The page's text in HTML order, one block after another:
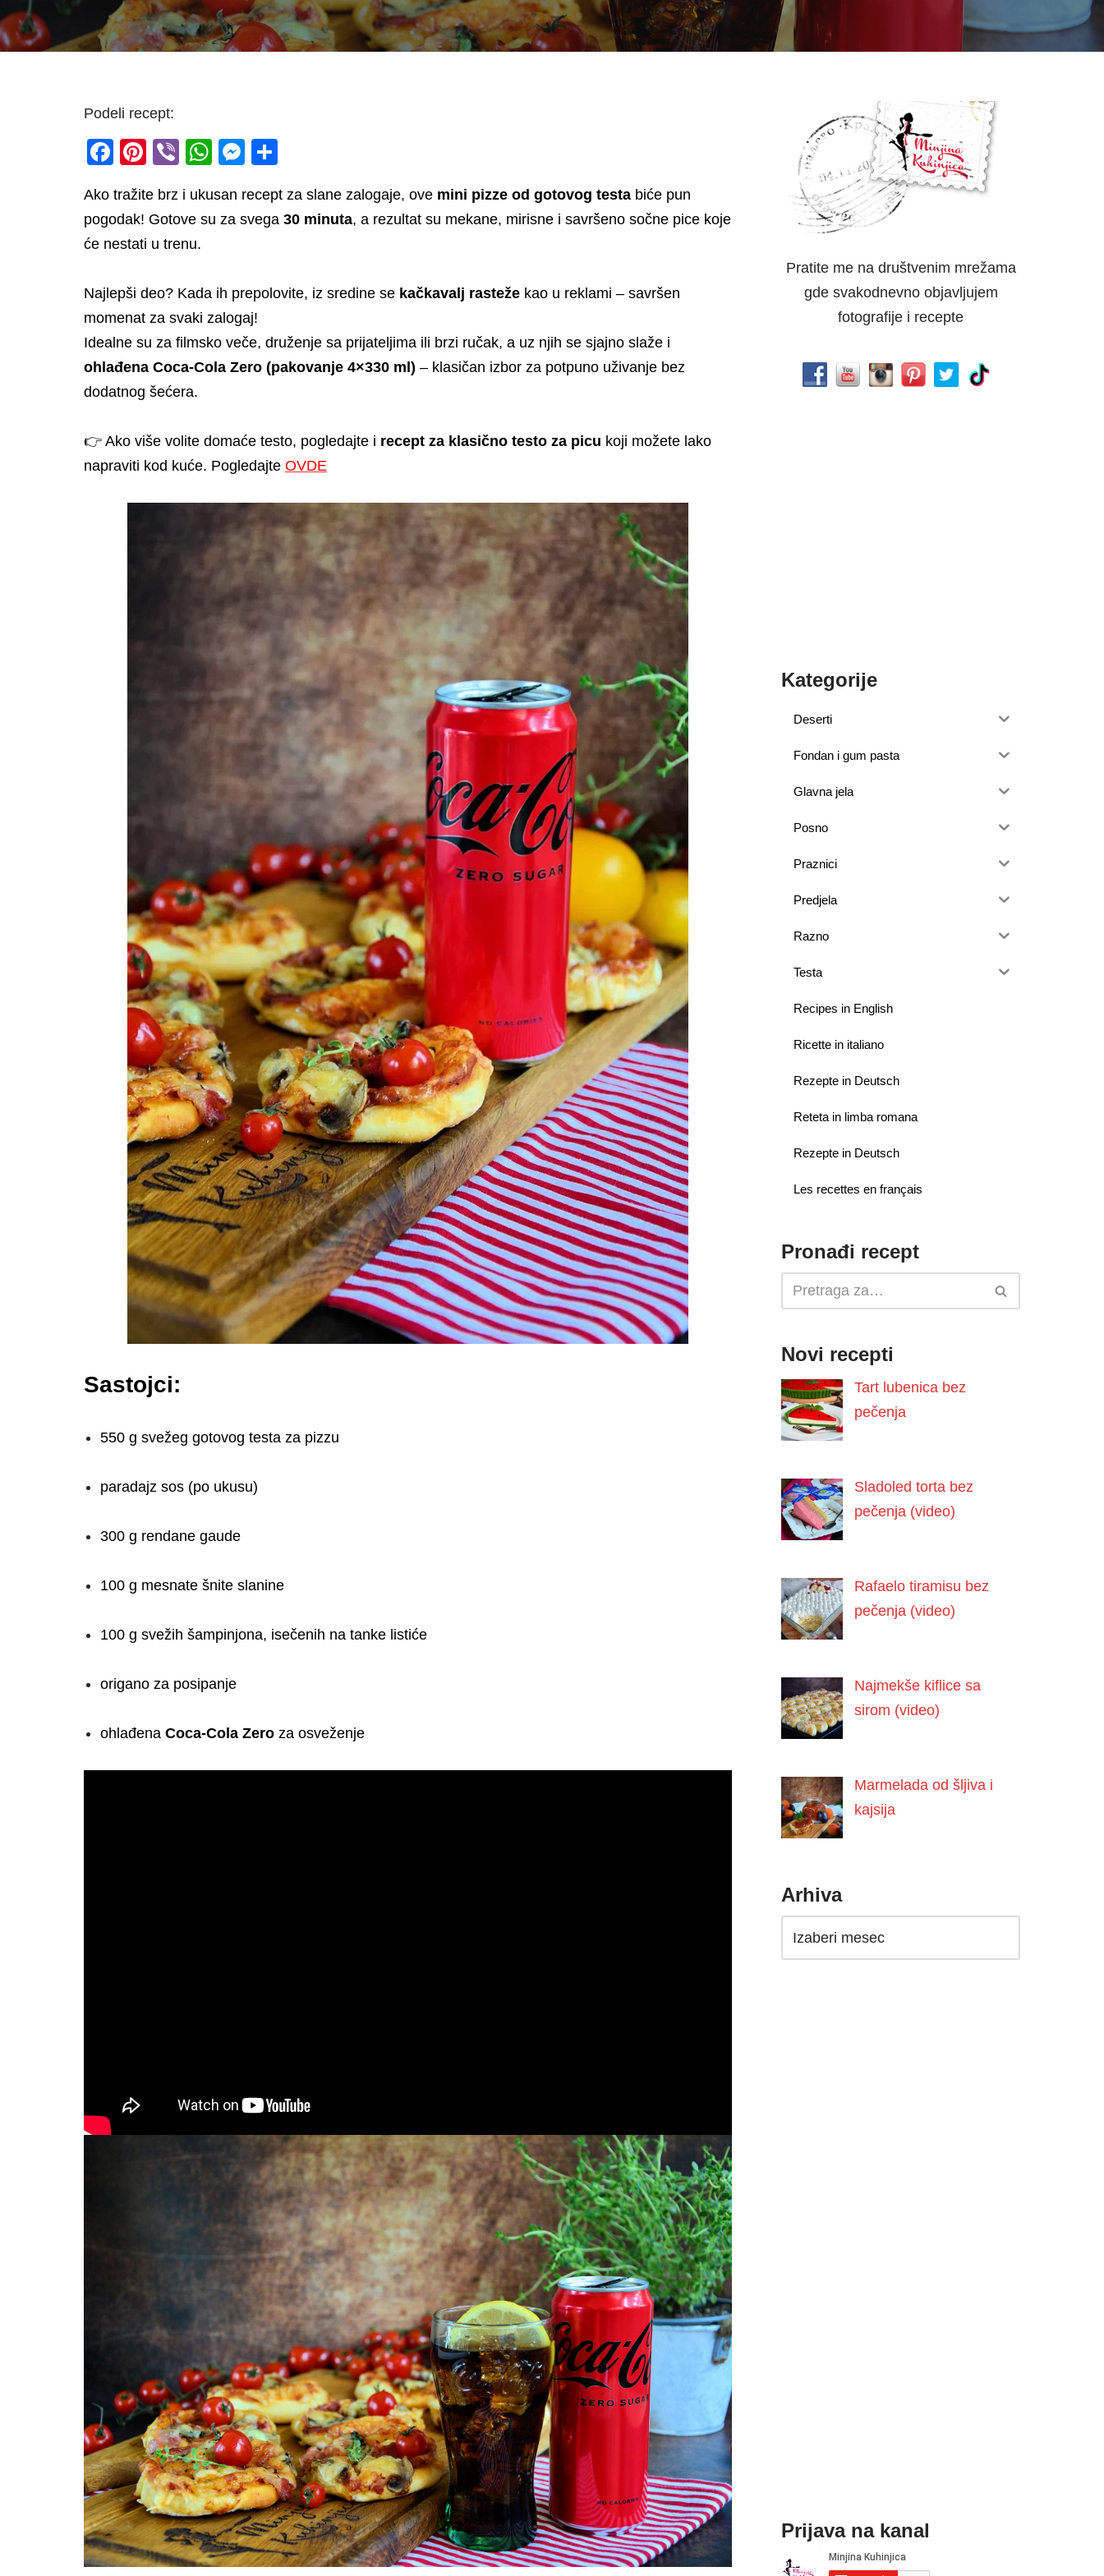
Podeli recept:
F
c
e
b
o
o
k
Pi
er
e
st
Vi
er
W
at
s
p
p
M
ss
e
g
er
ar
e
Ako tražite brz i ukusan recept za slane zalogaje, ove mini pizze od gotovog testa biće pun
pogodak! Gotove su za svega 30 minuta, a rezultat su mekane, mirisne i savršeno sočne pice koje
će nestati u trenu.
Najlepši deo? Kada ih prepolovite, iz sredine se kačkavalj rasteže kao u reklami – savršen
momenat za svaki zalogaj!
Idealne su za filmsko veče, druženje sa prijateljima ili brzi ručak, a uz njih se sjajno slaže i
ohlađena Coca-Cola Zero (pakovanje 4×330 ml) – klasičan izbor za potpuno uživanje bez
dodatnog šećera.
👉 Ako više volite domaće testo, pogledajte i recept za klasično testo za picu koji možete lako
napraviti kod kuće. Pogledajte OVDE
Sastojci:
550 g svežeg gotovog testa za pizzu
paradajz sos (po ukusu)
300 g rendane gaude
100 g mesnate šnite slanine
100 g svežih šampinjona, isečenih na tanke listiće
origano za posipanje
ohlađena Coca-Cola Zero za osveženje
Pratite me na društvenim mrežama
gde svakodnevno objavljujem
fotografije i recepte
Kategorije
Deserti
Fondan i gum pasta
Glavna jela
Posno
Praznici
Predjela
Razno
Testa
Recipes in English
Ricette in italiano
Rezepte in Deutsch
Reteta in limba romana
Rezepte in Deutsch
Les recettes en français
Pronađi recept
Novi recepti
Tart lubenica bez
pečenja
Sladoled torta bez
pečenja (video)
Rafaelo tiramisu bez
pečenja (video)
Najmekše kiflice sa
sirom (video)
Marmelada od šljiva i
kajsija
Arhiva
Prijava na kanal